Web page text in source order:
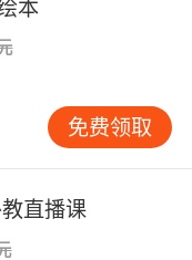
，例如麦克风阵
调整角度。EN
部企业常将其作
质部件无毒性残
议，设备应通过
高强度网课场景
据显示，采用
准后，课堂卡顿
本
免费领取
直播课